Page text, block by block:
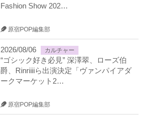
Fashion Show 202…
原宿POP編集部
2026/08/06 カルチャー
“ゴシック好き必見” 深澤翠、ローズ伯
爵、Rinriiiiら出演決定「ヴァンパイアダ
ークマーケット2…
原宿POP編集部